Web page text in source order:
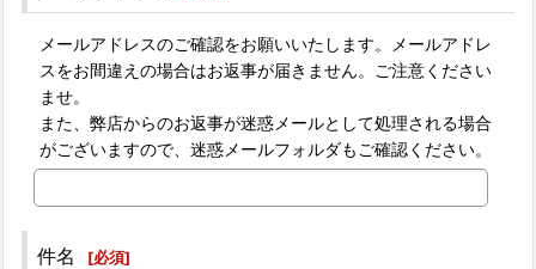
メールアドレスのご確認をお願いいたします。メールアドレ
スをお間違えの場合はお返事が届きません。ご注意ください
ませ。
また、弊店からのお返事が迷惑メールとして処理される場合
がございますので、迷惑メールフォルダもご確認ください。
件名 [必須]